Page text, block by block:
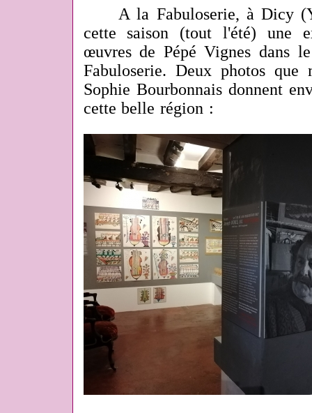
A la Fabuloserie, à Dicy
cette saison (tout l'été) une
œuvres de Pépé Vignes dans
Fabuloserie. Deux photos que
Sophie Bourbonnais donnent
cette belle région :